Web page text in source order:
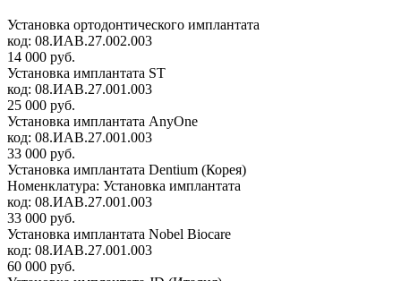
Установка ортодонтического имплантата
код: 08.ИАВ.27.002.003
14 000 руб.
Установка имплантата ST
код: 08.ИАВ.27.001.003
25 000 руб.
Установка имплантата AnyOne
код: 08.ИАВ.27.001.003
33 000 руб.
Установка имплантата Dentium (Корея)
Номенклатура: Установка имплантата
код: 08.ИАВ.27.001.003
33 000 руб.
Установка имплантата Nobel Biocare
код: 08.ИАВ.27.001.003
60 000 руб.